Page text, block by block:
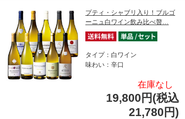
プティ・シャブリ入り！ブルゴ
ーニュ白ワイン飲み比べ贅…
タイプ：白ワイン
味わい：辛口
在庫なし
19,800円(税込
21,780円)